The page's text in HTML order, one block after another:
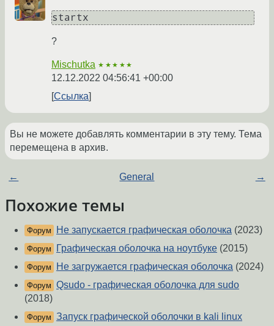
startx
?
Mischutka ★★★★★
12.12.2022 04:56:41 +00:00
Ссылка
Вы не можете добавлять комментарии в эту тему. Тема
перемещена в архив.
← General →
Похожие темы
Форум Не запускается графическая оболочка (2023)
Форум Графическая оболочка на ноутбуке (2015)
Форум Не загружается графическая оболочка (2024)
Форум Qsudo - графическая оболочка для sudo
(2018)
Форум Запуск графической оболочки в kali linux